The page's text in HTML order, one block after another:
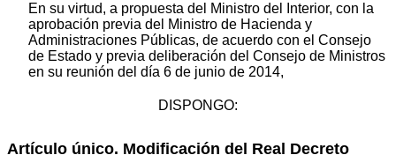
En su virtud, a propuesta del Ministro del Interior, con la
aprobación previa del Ministro de Hacienda y
Administraciones Públicas, de acuerdo con el Consejo
de Estado y previa deliberación del Consejo de Ministros
en su reunión del día 6 de junio de 2014,
DISPONGO:
Artículo único. Modificación del Real Decreto